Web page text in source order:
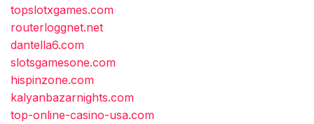
topslotxgames.com
routerloggnet.net
dantella6.com
slotsgamesone.com
hispinzone.com
kalyanbazarnights.com
top-online-casino-usa.com